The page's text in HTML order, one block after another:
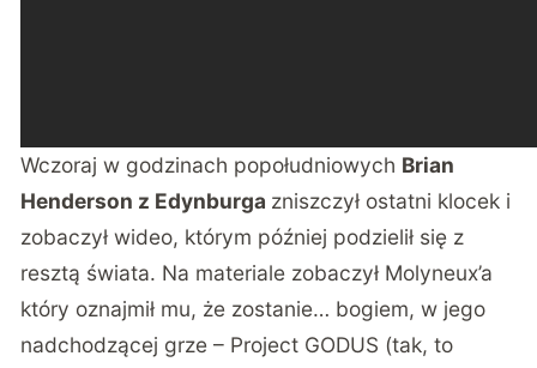
Wczoraj w godzinach popołudniowych Brian
Henderson z Edynburga zniszczył ostatni klocek i
zobaczył wideo, którym później podzielił się z
resztą świata. Na materiale zobaczył Molyneux’a
który oznajmił mu, że zostanie… bogiem, w jego
nadchodzącej grze – Project GODUS (tak, to